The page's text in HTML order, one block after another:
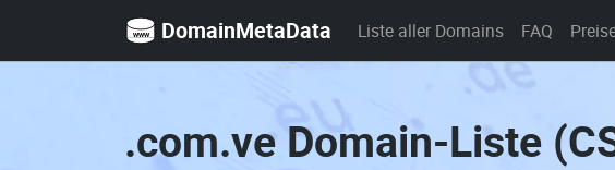
DomainMetaData Liste aller Domains FAQ
.com.ve Domain-Liste